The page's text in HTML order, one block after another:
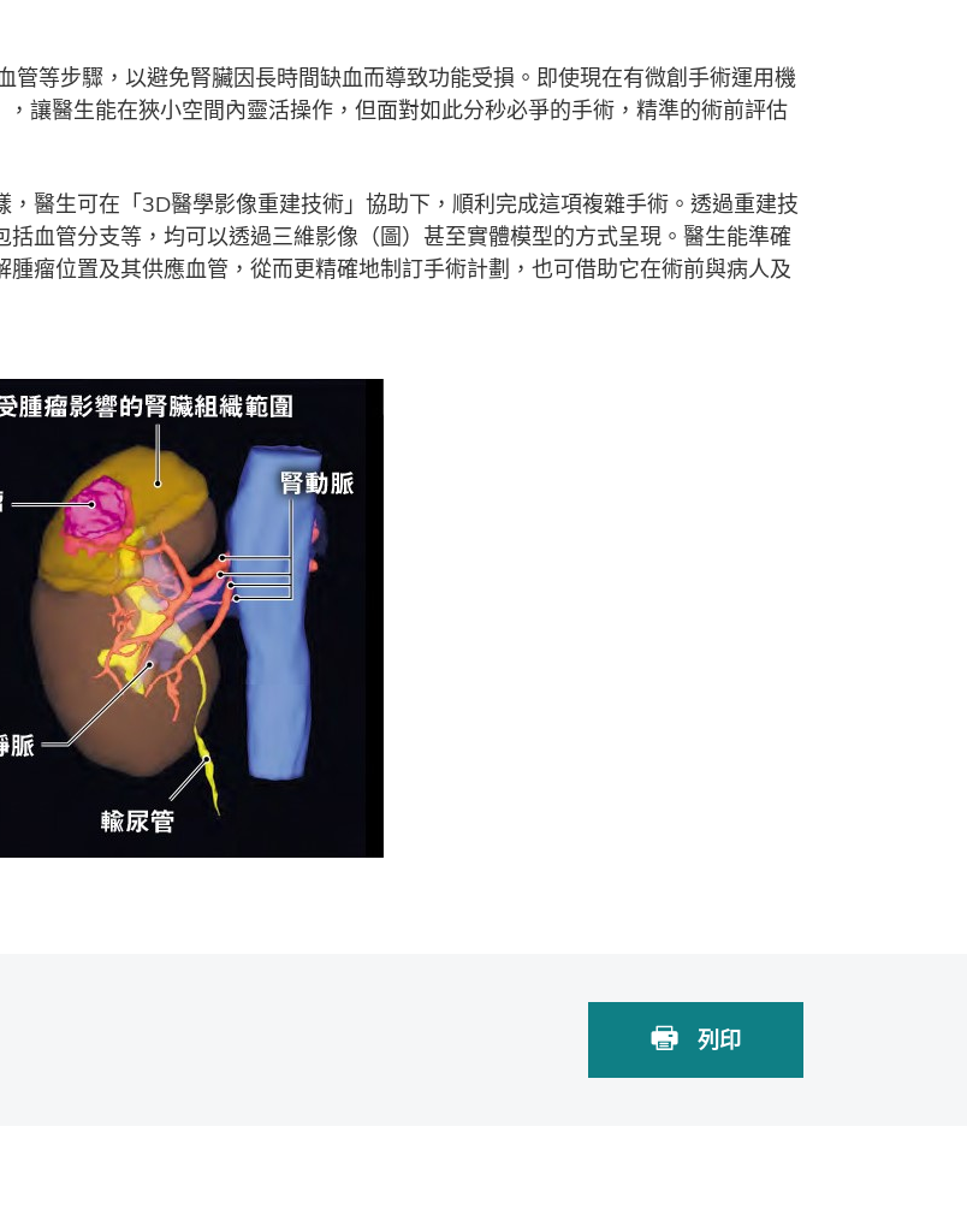
等步驟，以避免腎臟因長時間缺血而導致功能受損。即使現在有微創手術運用機
讓醫生能在狹小空間內靈活操作，但面對如此分秒必爭的手術，精準的術前評估
醫生可在「3D醫學影像重建技術」協助下，順利完成這項複雜手術。透過重建技
血管分支等，均可以透過三維影像（圖）甚至實體模型的方式呈現。醫生能準確
瘤位置及其供應血管，從而更精確地制訂手術計劃，也可借助它在術前與病人及
列印